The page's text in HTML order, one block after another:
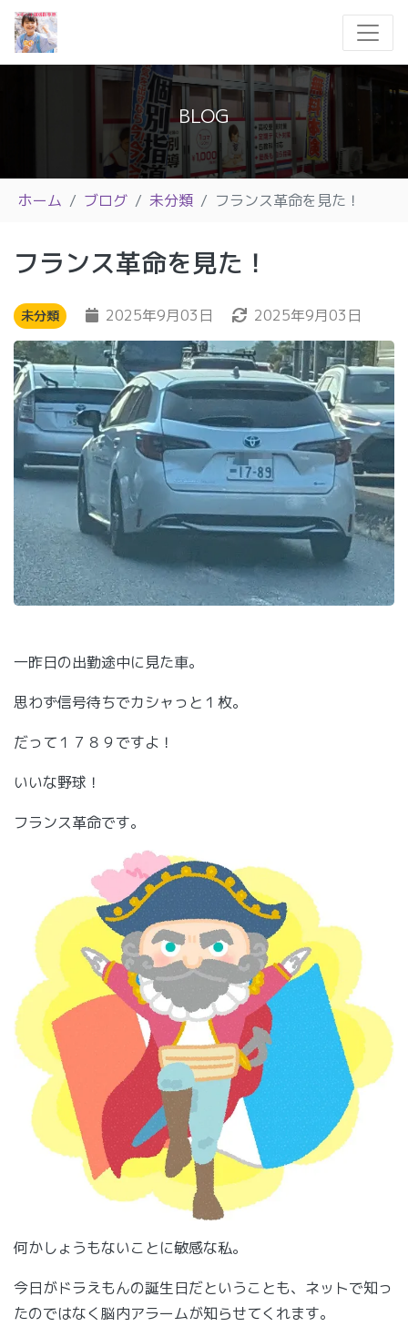
BLOG
ホーム ブログ 未分類 フランス革命を見た！
フランス革命を見た！
未分類 2025年9月03日 2025年9月03日
一昨日の出勤途中に見た車。
思わず信号待ちでカシャっと１枚。
だって１７８９ですよ！
いいな野球！
フランス革命です。
何かしょうもないことに敏感な私。
今日がドラえもんの誕生日だということも、ネットで知っ
たのではなく脳内アラームが知らせてくれます。